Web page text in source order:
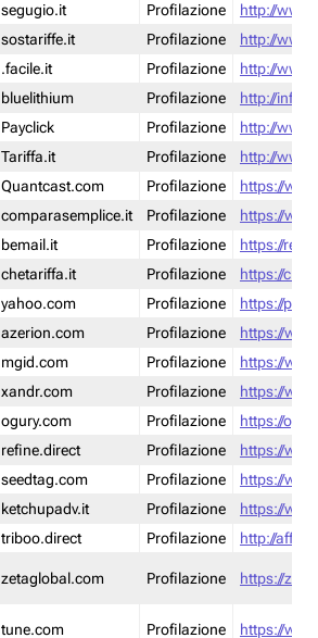
segugio.it Profilazione
http://
sostariffe.it Profilazione
http://
.facile.it Profilazione
http://
bluelithium Profilazione
http://
Payclick Profilazione
http://
Tariffa.it Profilazione
http://
Quantcast.com Profilazione
https://
comparasemplice.it Profilazione
https://
bemail.it Profilazione
https://
chetariffa.it Profilazione
https://
yahoo.com Profilazione
https://
azerion.com Profilazione
https://
mgid.com Profilazione
https://
xandr.com Profilazione
https://
ogury.com Profilazione
https://
refine.direct Profilazione
https://
seedtag.com Profilazione
https://
ketchupadv.it Profilazione
https://
triboo.direct Profilazione
http://
zetaglobal.com Profilazione https://
tune.com Profilazione https://